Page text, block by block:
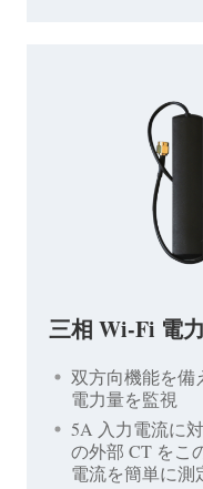
三相 Wi-Fi 電
双方向機能を備
電力量を監視
5A 入力電流に
の外部 CT をこ
電流を簡単に測